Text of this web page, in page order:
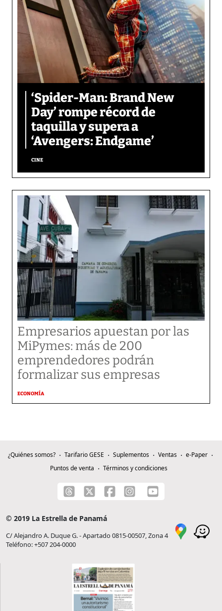
‘Spider-Man: Brand New
Day’ rompe récord de
taquilla y supera a
‘Avengers: Endgame’
CINE
Empresarios apuestan por las
MiPymes: más de 200
emprendedores podrán
formalizar sus empresas
ECONOMÍA
¿Quiénes somos? Tarifario GESE Suplementos Ventas
e-Paper
Puntos de venta
Términos y condiciones
© 2019 La Estrella de Panamá
C/ Alejandro A. Duque G. - Apartado 0815-00507, Zona 4
Teléfono: +507 204-0000